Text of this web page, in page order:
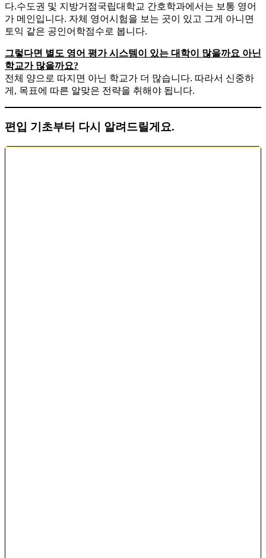
다.​수도권 및 지방거점국립대학교 간호학과에서는 보통 영어
가 메인입니다. 자체 영어시험을 보는 곳이 있고 그게 아니면
토익 같은 공인어학점수로 봅니다.
​그렇다면 별도 영어 평가 시스템이 있는 대학이 많을까요 아닌
학교가 많을까요?
​전체 양으로 따지면 아닌 학교가 더 많습니다. 따라서 신중하
게, 목표에 따른 알맞은 전략을 취해야 됩니다.
편입 기초부터 다시 알려드릴게요.